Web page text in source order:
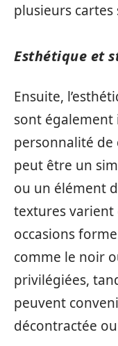
plusieurs cartes
Esthétique et
Ensuite,
sont également
personnalité de
peut être un
ou un élément
textures
occasions
comme le noir
privilégiées,
peuvent
décontractée